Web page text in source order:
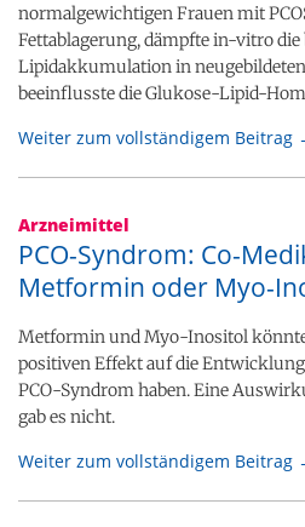
normalgewichtigen Frauen mit
Fettablagerung, dämpfte in-vitro
Lipidakkumulation in
beeinflusste die Glukose-Lipid-
Weiter zum vollständigem Beitrag
Arzneimittel
PCO-Syndrom: Co-
Metformin oder Myo-
Metformin und Myo-Inositol
positiven Effekt auf die
PCO-Syndrom haben. Eine
gab es nicht.
Weiter zum vollständigem Beitrag